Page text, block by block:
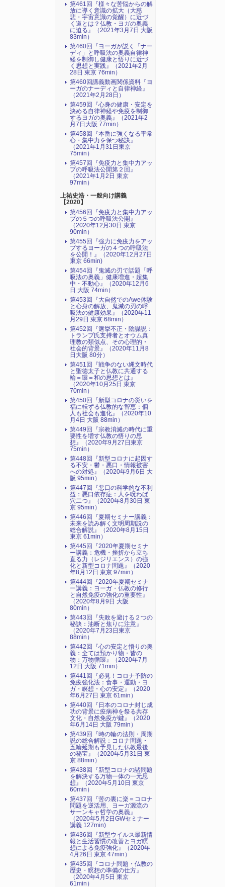
第461回『様々な苦悩からの解
放に導く意識の拡大（大慈
悲・宇宙意識の覚醒）に近づ
く道とは？仏教・ヨガの奥義
に迫る』（2021年3月7日 大阪
83min）
第460回『ヨーガが説く「ナー
ディ」と呼吸法の奥義自律神
経を制御し健康と悟りに近づ
く思想と実践』（2021年2月
28日 東京 76min）
第460回講義動画関係資料『ヨ
ーガのナーディと自律神経』
（2021年2月28日）
第459回『心身の健康・安定を
決める自律神経や免疫を制御
するヨガの奥義』（2021年2
月7日大阪 77min）
第458回『本番に強くなる平常
心・集中力を保つ秘訣』
（2021年1月31日東京
75min）
第457回『免疫力と集中力アッ
プの呼吸法公開第２回』
（2021年1月2日 東京
97min）
上祐史浩・一般向け講義
【2020】
第456回『免疫力と集中力アッ
プの５つの呼吸法公開』
（2020年12月30日 東京
90min）
第455回『強力に免疫力をアッ
プするヨーガの４つの呼吸法
を公開！』（2020年12月27日
東京 66min)
第454回『鬼滅の刃で話題「呼
吸法の奥義」健康増進・超集
中・不動心』（2020年12月6
日 大阪 74min）
第453回『大自然でのAwe体験
と心身の解放、鬼滅の刃の呼
吸法の健康効果』（2020年11
月29日 東京 68min）
第452回『選挙不正・陰謀説：
トランプ氏支持者とオウム真
理教の類似点、その心理的・
社会的背景』（2020年11月8
日大阪 80分）
第451回『戦争のない縄文時代
と聖徳太子と仏教に共通する
輪＝環＝和の思想とは』
（2020年10月25日 東京
70min）
第450回『新型コロナの災いを
福に転ずる仏教的な智恵：個
人も社会も進化』（2020年10
月4日 大阪 88min）
第449回『宗教消滅の時代に重
要性を増す仏教の悟りの思
想』（2020年9月27日東京
75min）
第448回『新型コロナに起因す
る不安・鬱・悪口・情報被害
への対処』（2020年9月6日 大
阪 95min）
第447回『悪口の科学的な不利
益：悪口依存症：人を呪わば
穴二つ』（2020年8月30日 東
京 95min）
第446回『夏期セミナー講義：
未来を読み解く文明周期説の
総合解説』（2020年8月15日
東京 61min）
第445回『2020年夏期セミナ
ー講義：危機・挫折から立ち
直る力（レジリエンス）の強
化と新型コロナ問題』（2020
年8月12日 東京 97min）
第444回『2020年夏期セミナ
ー講義：ヨーガ・仏教の修行
と自然免疫の強化の重要性』
（2020年8月9日 大阪
80min）
第443回『失敗を避ける２つの
秘訣：油断と焦りに注意』
（2020年7月23日東京
88min）
第442回『心の安定と悟りの奥
義：全ては預かり物・皆の
物：万物循環』（2020年7月
12日 大阪 71min）
第441回『必見！コロナ予防の
免疫強化法：食事・運動・ヨ
ガ・瞑想・心の安定』（2020
年6月27日 東京 61min）
第440回『日本のコロナ封じ成
功の背景に疫病神を祭る共存
文化・自然免疫が鍵』（2020
年6月14日 大阪 79min）
第439回『時の輪の法則・周期
説の総合解説：コロナ問題・
五輪延期も予見した仏教最後
の秘宝』（2020年5月31日 東
京 88min）
第438回『新型コロナの諸問題
を解決する万物一体の一元思
想』（2020年5月10日 東京
60min）
第437回『苦の裏に楽＝コロナ
問題を逆活用、ヨーガ源流の
サーンキャ哲学の奥義』
（2020年5月2日GWセミナー
講義 127min)
第436回『新型ウイルス最新情
報と生活習慣の改善とヨガ瞑
想による免疫強化』（2020年
4月26日 東京 47min）
第435回『コロナ問題・仏教の
歴史・瞑想の準備の仕方』
（2020年4月5日 東京
61min）